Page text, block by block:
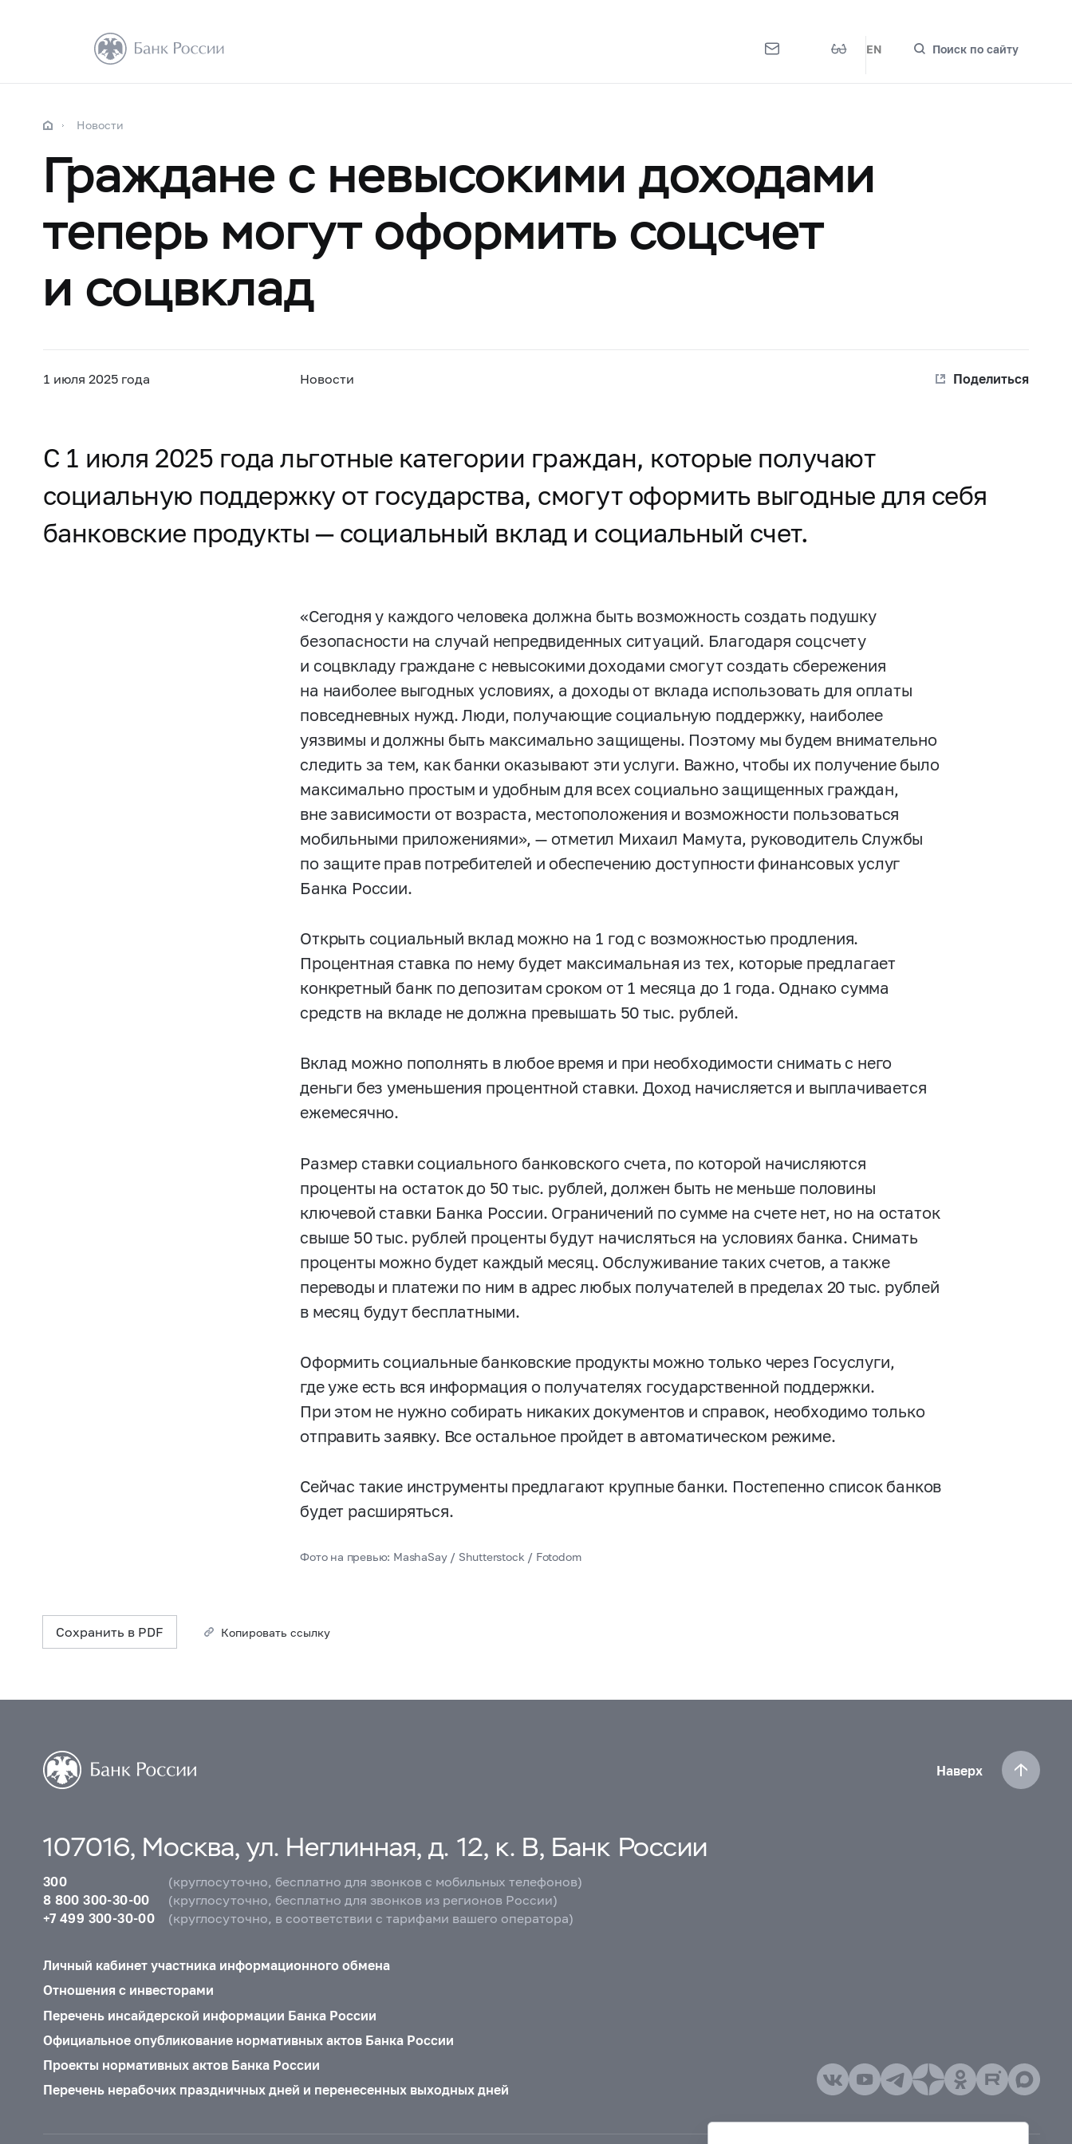
EN Поиск по сайту
Новости
Граждане с невысокими доходами
теперь могут оформить соцсчет
и соцвклад
1 июля 2025 года Новости Поделиться
С 1 июля 2025 года льготные категории граждан, которые получают
социальную поддержку от государства, смогут оформить выгодные для себя
банковские продукты — социальный вклад и социальный счет.
«Сегодня у каждого человека должна быть возможность создать подушку
безопасности на случай непредвиденных ситуаций. Благодаря соцсчету
и соцвкладу граждане с невысокими доходами смогут создать сбережения
на наиболее выгодных условиях, а доходы от вклада использовать для оплаты
повседневных нужд. Люди, получающие социальную поддержку, наиболее
уязвимы и должны быть максимально защищены. Поэтому мы будем внимательно
следить за тем, как банки оказывают эти услуги. Важно, чтобы их получение было
максимально простым и удобным для всех социально защищенных граждан,
вне зависимости от возраста, местоположения и возможности пользоваться
мобильными приложениями», — отметил Михаил Мамута, руководитель Службы
по защите прав потребителей и обеспечению доступности финансовых услуг
Банка России.
Открыть социальный вклад можно на 1 год с возможностью продления.
Процентная ставка по нему будет максимальная из тех, которые предлагает
конкретный банк по депозитам сроком от 1 месяца до 1 года. Однако сумма
средств на вкладе не должна превышать 50 тыс. рублей.
Вклад можно пополнять в любое время и при необходимости снимать с него
деньги без уменьшения процентной ставки. Доход начисляется и выплачивается
ежемесячно.
Размер ставки социального банковского счета, по которой начисляются
проценты на остаток до 50 тыс. рублей, должен быть не меньше половины
ключевой ставки Банка России. Ограничений по сумме на счете нет, но на остаток
свыше 50 тыс. рублей проценты будут начисляться на условиях банка. Снимать
проценты можно будет каждый месяц. Обслуживание таких счетов, а также
переводы и платежи по ним в адрес любых получателей в пределах 20 тыс. рублей
в месяц будут бесплатными.
Оформить социальные банковские продукты можно только через Госуслуги,
где уже есть вся информация о получателях государственной поддержки.
При этом не нужно собирать никаких документов и справок, необходимо только
отправить заявку. Все остальное пройдет в автоматическом режиме.
Сейчас такие инструменты предлагают крупные банки. Постепенно список банков
будет расширяться.
Фото на превью: MashaSay / Shutterstock / Fotodom
Сохранить в PDF Копировать ссылку
Наверх
107016, Москва, ул. Неглинная, д. 12, к. В, Банк России
300
(круглосуточно, бесплатно для звонков с мобильных телефонов)
8 800 300-30-00
(круглосуточно, бесплатно для звонков из регионов России)
+7 499 300-30-00
(круглосуточно, в соответствии с тарифами вашего оператора)
Личный кабинет участника информационного обмена
Отношения с инвесторами
Перечень инсайдерской информации Банка России
Официальное опубликование нормативных актов Банка России
Проекты нормативных актов Банка России
Перечень нерабочих праздничных дней и перенесенных выходных дней